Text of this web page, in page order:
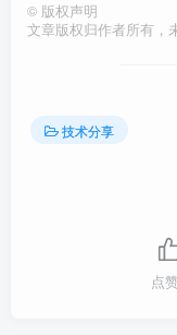
© 版权声明
文章版权归作者所有，
技术分享
点